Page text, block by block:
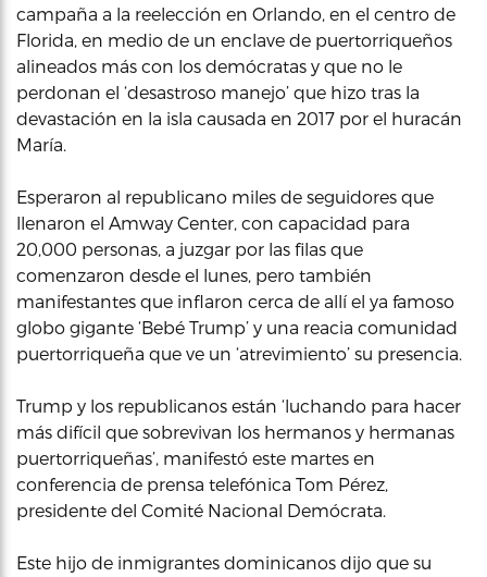
campaña a la reelección en Orlando, en el centro de
Florida, en medio de un enclave de puertorriqueños
alineados más con los demócratas y que no le
perdonan el ‘desastroso manejo’ que hizo tras la
devastación en la isla causada en 2017 por el huracán
María.
Esperaron al republicano miles de seguidores que
llenaron el Amway Center, con capacidad para
20,000 personas, a juzgar por las filas que
comenzaron desde el lunes, pero también
manifestantes que inflaron cerca de allí el ya famoso
globo gigante ‘Bebé Trump’ y una reacia comunidad
puertorriqueña que ve un ‘atrevimiento’ su presencia.
Trump y los republicanos están ‘luchando para hacer
más difícil que sobrevivan los hermanos y hermanas
puertorriqueñas’, manifestó este martes en
conferencia de prensa telefónica Tom Pérez,
presidente del Comité Nacional Demócrata.
Este hijo de inmigrantes dominicanos dijo que su